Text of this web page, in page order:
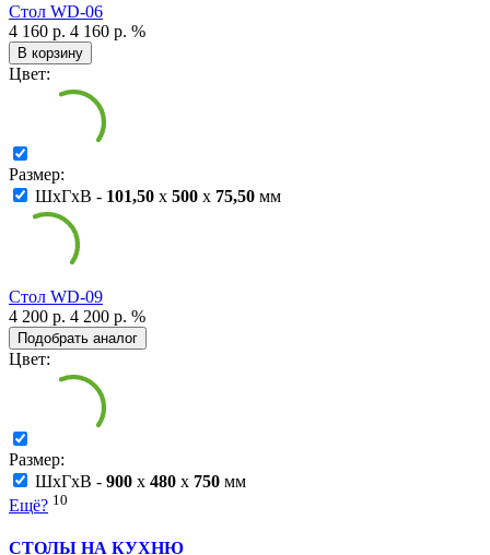
Cтол WD-06
4 160 р. 4 160 р. %
В корзину
Цвет:
Размер:
ШxГxВ - 101,50 x 500 x 75,50 мм
Cтол WD-09
4 200 р. 4 200 р. %
Подобрать аналог
Цвет:
Размер:
ШxГxВ - 900 x 480 x 750 мм
Ещё? 10
СТОЛЫ НА КУХНЮ